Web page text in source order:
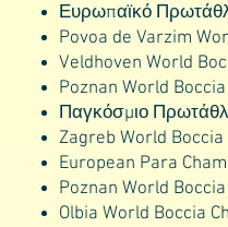
Ευρωπαϊκό
Povoa de Varzim
Veldhoven World
Poznan World
Παγκόσμιο
Zagreb World
European Para
Poznan World
Olbia World